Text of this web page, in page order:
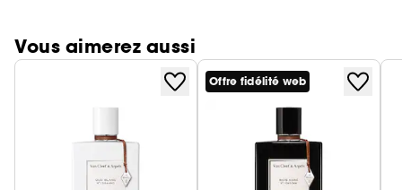
Vous aimerez aussi
Offre fidélité web